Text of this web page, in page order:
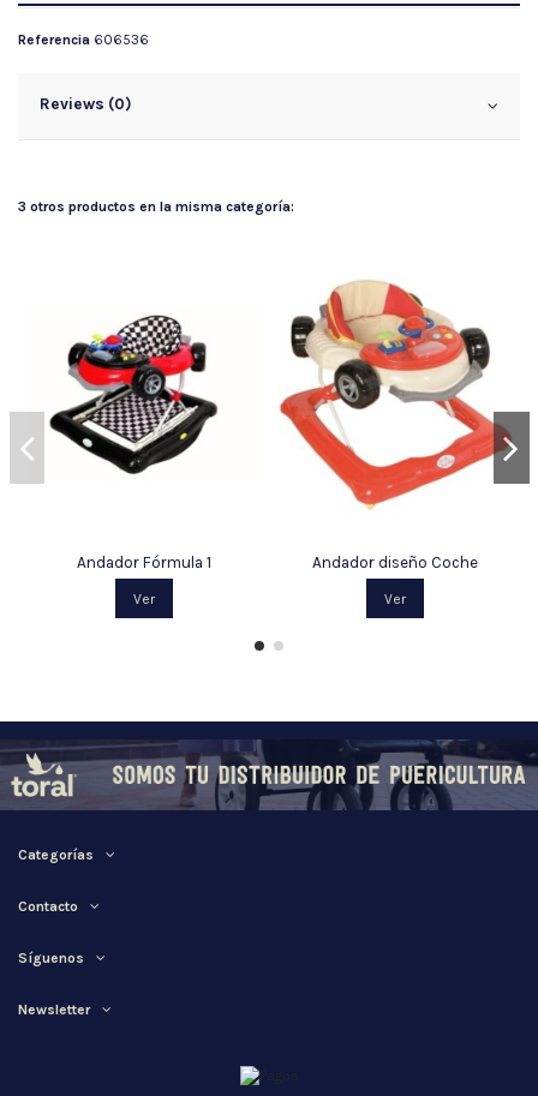
Referencia 606536
Reviews (0)
3 otros productos en la misma categoría:
Andador Fórmula 1
Ver
Andador diseño Coche
Ver
Categorías
Contacto
Síguenos
Newsletter